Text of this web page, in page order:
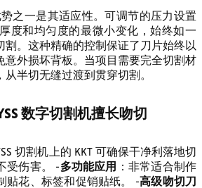
势之一是其适应性。可调节的压力设置
度和均匀度的最微小变化，始终如一
割。这种精确的控制保证了刀片始终以
意外损坏背板。当项目需要完全切割材
半切无缝过渡到贯穿切割。
数字切割机擅长吻切
切割机上的 KKT 可确保干净利落地切
受伤害。 -多功能应用
：非常适合制作
贴花、标签和促销贴纸。 -高级吻切刀